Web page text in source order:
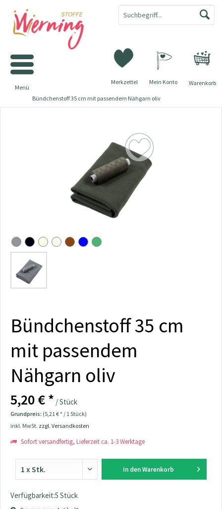
Warenkorb
Merkzettel Mein Konto
Menü
Bündchenstoff 35 cm mit passendem Nähgarn oliv
Bündchenstoff 35 cm
mit passendem
Nähgarn oliv
5,20 € * / Stück
Grundpreis: (5,21 € * / 1 Stück)
inkl. MwSt. zzgl. Versandkosten
Sofort versandfertig, Lieferzeit ca. 1-3 Werktage
In den Warenkorb
Verfügbarkeit:5 Stück